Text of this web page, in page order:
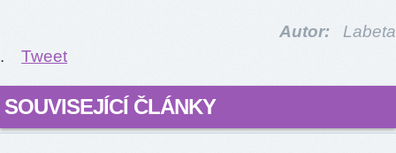
Autor:
Labeta
.
Tweet
SOUVISEJÍCÍ ČLÁNKY